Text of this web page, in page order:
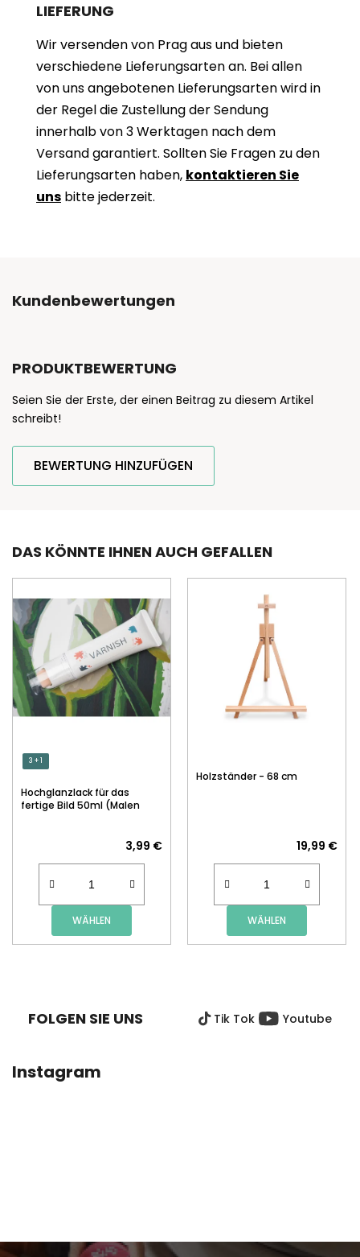
LIEFERUNG
Wir versenden von Prag aus und bieten
verschiedene Lieferungsarten an. Bei allen
von uns angebotenen Lieferungsarten wird in
der Regel die Zustellung der Sendung
innerhalb von 3 Werktagen nach dem
Versand garantiert. Sollten Sie Fragen zu den
Lieferungsarten haben, kontaktieren Sie
uns bitte jederzeit.
Kundenbewertungen
PRODUKTBEWERTUNG
Seien Sie der Erste, der einen Beitrag zu diesem Artikel
schreibt!
BEWERTUNG HINZUFÜGEN
DAS KÖNNTE IHNEN AUCH GEFALLEN
3 + 1
Hochglanzlack für das
fertige Bild 50ml (Malen
3,99 €
WÄHLEN
Holzständer - 68 cm
19,99 €
WÄHLEN
FOLGEN SIE UNS Tik Tok Youtube
Instagram